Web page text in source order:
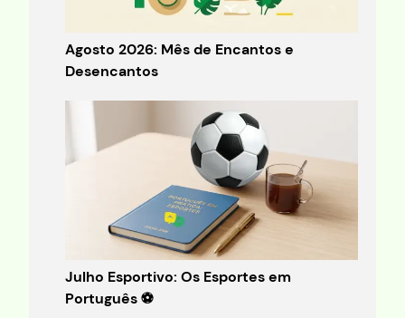
Agosto 2026: Mês de Encantos e
Desencantos
Julho Esportivo: Os Esportes em
Português ⚽